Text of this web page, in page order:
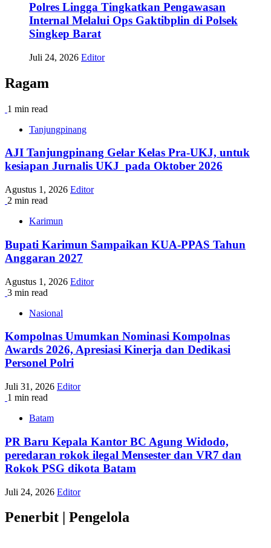
Polres Lingga Tingkatkan Pengawasan
Internal Melalui Ops Gaktibplin di Polsek
Singkep Barat
Juli 24, 2026 Editor
Ragam
1 min read
Tanjungpinang
AJI Tanjungpinang Gelar Kelas Pra-UKJ, untuk
kesiapan Jurnalis UKJ pada Oktober 2026
Agustus 1, 2026 Editor
2 min read
Karimun
Bupati Karimun Sampaikan KUA-PPAS Tahun
Anggaran 2027
Agustus 1, 2026 Editor
3 min read
Nasional
Kompolnas Umumkan Nominasi Kompolnas
Awards 2026, Apresiasi Kinerja dan Dedikasi
Personel Polri
Juli 31, 2026 Editor
1 min read
Batam
PR Baru Kepala Kantor BC Agung Widodo,
peredaran rokok ilegal Mensester dan VR7 dan
Rokok PSG dikota Batam
Juli 24, 2026 Editor
Penerbit | Pengelola